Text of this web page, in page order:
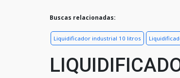
Buscas relacionadas:
Liquidificador industrial 10 litros